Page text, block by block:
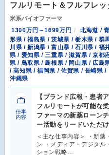
フルリモート＆フルフレッ
米系バイオファーマ
1300万円～1699万円
北海道 /
形県 / 福島県 / 茨城県 / 栃木県 / 群
川県 / 新潟県 / 富山県 / 石川県 / 福
県 / 愛知県 / 三重県 / 滋賀県 / 京都
県 / 鳥取県 / 島根県 / 岡山県 / 広島
/ 高知県 / 福岡県 / 佐賀県 / 長崎県
沖縄県
仕事
内容
【ブランド広報・患者
フルリモートが可能な
ファーマの新薬ローン
ー活動をリードいただけ
＜主な仕事内容＞ ・新薬
ン ・メディア・デジタル
ション戦略…